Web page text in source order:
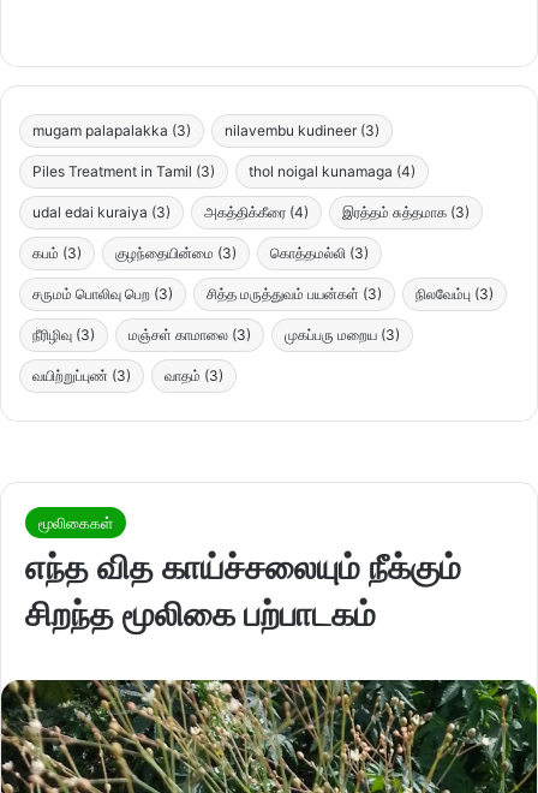
mugam palapalakka (3) nilavembu kudineer (3)
Piles Treatment in Tamil (3) thol noigal kunamaga (4)
udal edai kuraiya (3) அகத்திக்கீரை (4) இரத்தம் சுத்தமாக (3)
கபம் (3) குழந்தையின்மை (3) கொத்தமல்லி (3)
சருமம் பொலிவு பெற (3) சித்த மருத்துவம் பயன்கள் (3) நிலவேம்பு (3)
நீரிழிவு (3) மஞ்சள் காமாலை (3) முகப்பரு மறைய (3)
வயிற்றுப்புண் (3) வாதம் (3)